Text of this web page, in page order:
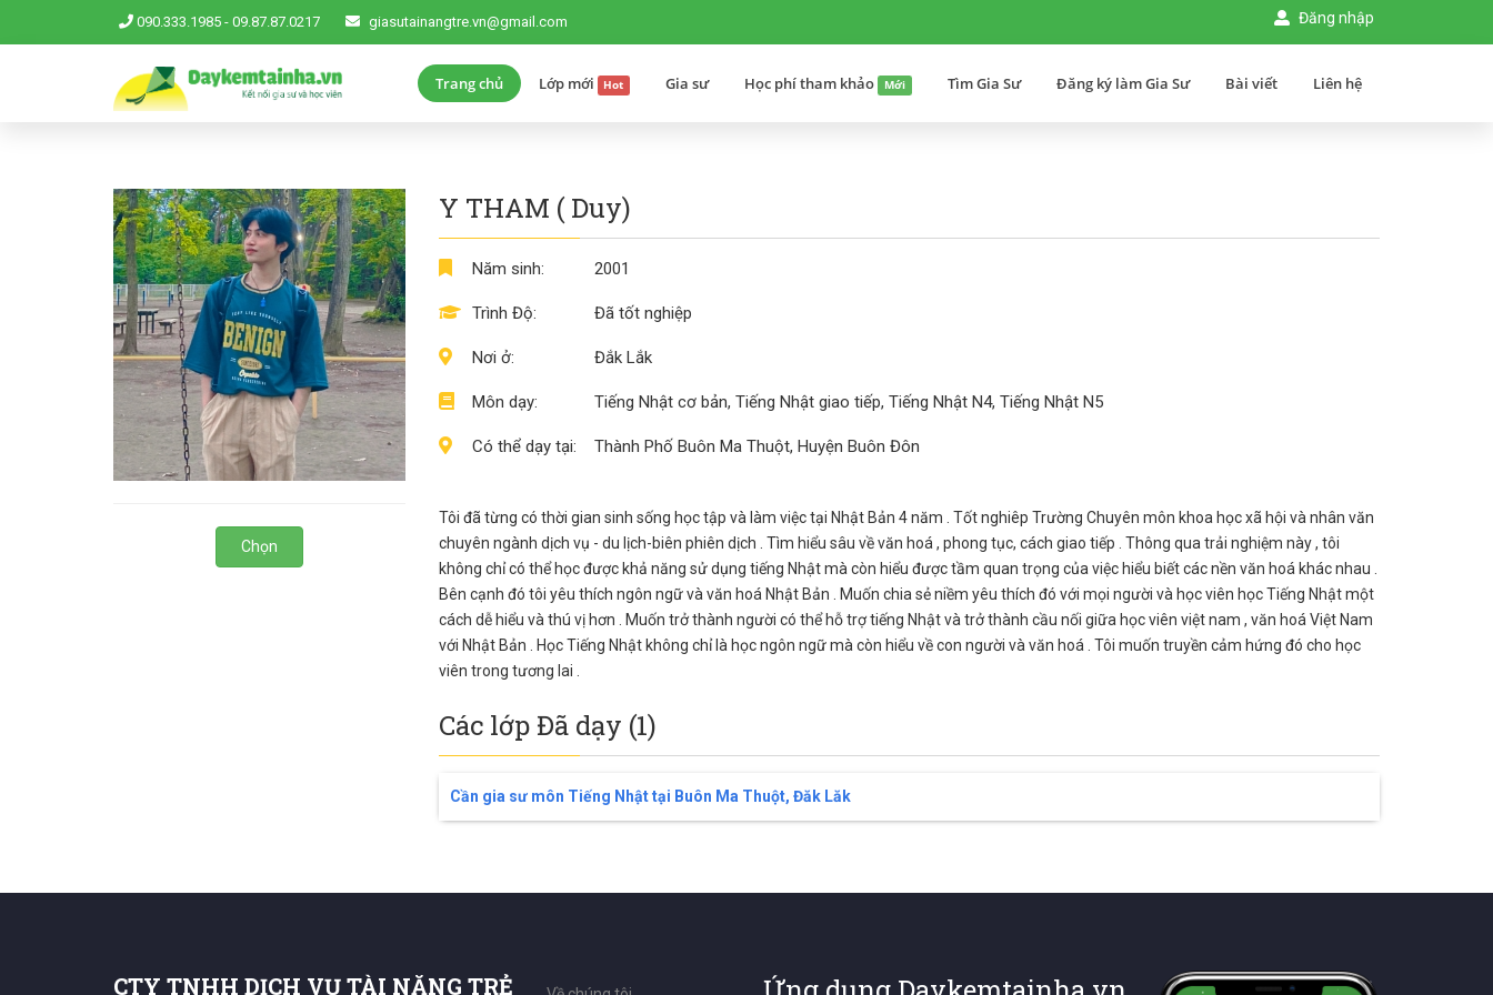
090.333.1985 - 09.87.87.0217 giasutainangtre.vn@gmail.com Đăng nhập
Trang chủ Lớp mới Hot Gia sư Học phí tham khảo Mới Tìm Gia Sư Đăng ký làm Gia Sư Bài viết Liên hệ
Chọn
Y THAM ( Duy)
Năm sinh:
Trình Độ:
Nơi ở:
Môn dạy:
Có thể dạy tại:
2001
Đã tốt nghiệp
Đắk Lắk
Tiếng Nhật cơ bản, Tiếng Nhật giao tiếp, Tiếng Nhật N4, Tiếng Nhật N5
Thành Phố Buôn Ma Thuột, Huyện Buôn Đôn
Tôi đã từng có thời gian sinh sống học tập và làm việc tại Nhật Bản 4 năm . Tốt nghiêp Trường Chuyên môn khoa học xã hội và nhân văn
chuyên ngành dịch vụ - du lịch-biên phiên dịch . Tìm hiểu sâu về văn hoá , phong tục, cách giao tiếp . Thông qua trải nghiệm này , tôi
không chỉ có thể học được khả năng sử dụng tiếng Nhật mà còn hiểu được tầm quan trọng của việc hiểu biết các nền văn hoá khác nhau .
Bên cạnh đó tôi yêu thích ngôn ngữ và văn hoá Nhật Bản . Muốn chia sẻ niềm yêu thích đó với mọi người và học viên học Tiếng Nhật một
cách dễ hiểu và thú vị hơn . Muốn trở thành người có thể hỗ trợ tiếng Nhật và trở thành cầu nối giữa học viên việt nam , văn hoá Việt Nam
với Nhật Bản . Học Tiếng Nhật không chỉ là học ngôn ngữ mà còn hiểu về con người và văn hoá . Tôi muốn truyền cảm hứng đó cho học
viên trong tương lai .
Các lớp Đã dạy (1)
Cần gia sư môn Tiếng Nhật tại Buôn Ma Thuột, Đăk Lăk
CTY TNHH DỊCH VỤ TÀI NĂNG TRẺ